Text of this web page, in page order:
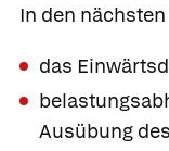
In den
das
Ausübung